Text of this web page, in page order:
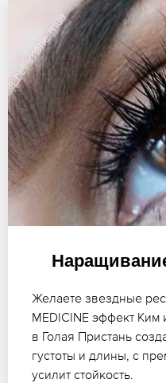
Желаете звездные
MEDICINE эффект
в Голая Пристань
густоты и длины, с
усилит стойкость.